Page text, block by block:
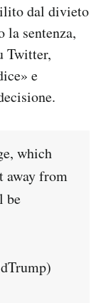
dal divieto
la sentenza,
Twitter,
e
which
away from
be